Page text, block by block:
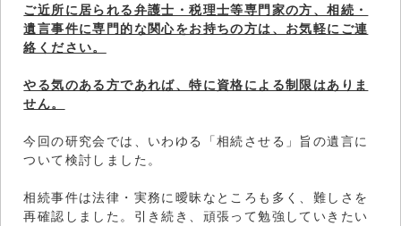
ご近所に居られる弁護士・税理士等専門家の方、相続・
遺言事件に専門的な関心をお持ちの方は、お気軽にご連
絡ください。
やる気のある方であれば、特に資格による制限はありま
せん。
今回の研究会では、いわゆる「相続させる」旨の遺言に
ついて検討しました。
相続事件は法律・実務に曖昧なところも多く、難しさを
再確認しました。引き続き、頑張って勉強していきたい